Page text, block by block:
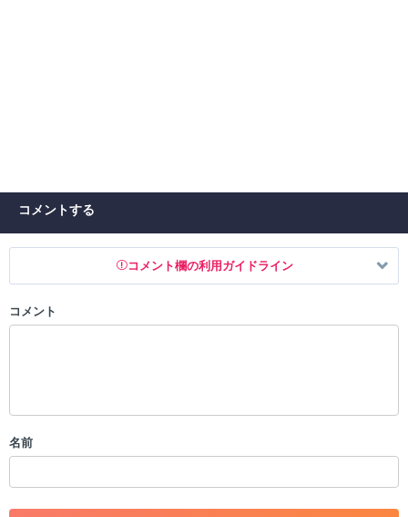
コメントする
コメント欄の利用ガイドライン
以下の書き込みを禁止とし、場合によってはコメント削除や書き込み制
・一度削除された投稿を再び投稿すること
・アカウントの売買など金銭が絡む内容の投稿
・各ゲームのネタバレを含む内容の投稿
コメント
名前